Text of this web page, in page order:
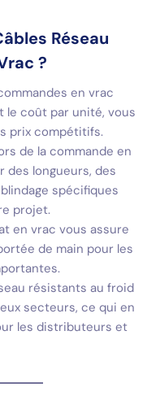
Réseau
?
en vrac
le coût par unité, vous
prix compétitifs.
de la commande en
des longueurs, des
spécifiques
projet.
en vrac vous assure
de main pour les
résistants au froid
secteurs, ce qui en
les distributeurs et